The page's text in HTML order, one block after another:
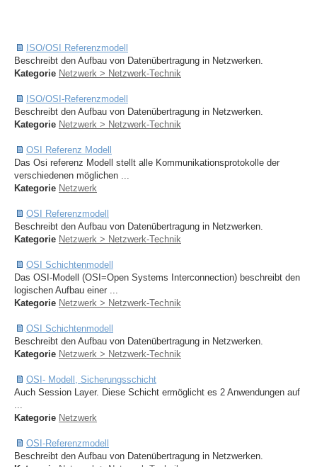
ISO/OSI Referenzmodell
Beschreibt den Aufbau von Datenübertragung in Netzwerken.
Kategorie Netzwerk > Netzwerk-Technik
ISO/OSI-Referenzmodell
Beschreibt den Aufbau von Datenübertragung in Netzwerken.
Kategorie Netzwerk > Netzwerk-Technik
OSI Referenz Modell
Das Osi referenz Modell stellt alle Kommunikationsprotokolle der
verschiedenen möglichen ...
Kategorie Netzwerk
OSI Referenzmodell
Beschreibt den Aufbau von Datenübertragung in Netzwerken.
Kategorie Netzwerk > Netzwerk-Technik
OSI Schichtenmodell
Das OSI-Modell (OSI=Open Systems Interconnection) beschreibt den
logischen Aufbau einer ...
Kategorie Netzwerk > Netzwerk-Technik
OSI Schichtenmodell
Beschreibt den Aufbau von Datenübertragung in Netzwerken.
Kategorie Netzwerk > Netzwerk-Technik
OSI- Modell, Sicherungsschicht
Auch Session Layer. Diese Schicht ermöglicht es 2 Anwendungen auf
...
Kategorie Netzwerk
OSI-Referenzmodell
Beschreibt den Aufbau von Datenübertragung in Netzwerken.